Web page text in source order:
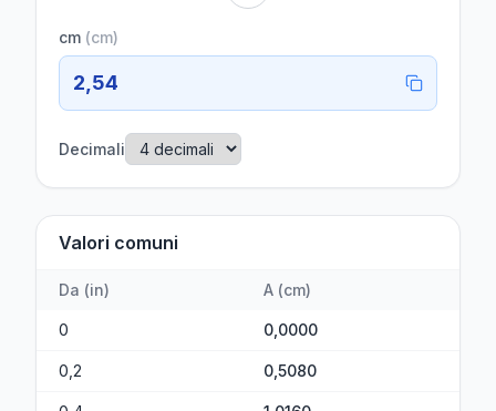
cm (cm)
2,54
Decimali
Valori comuni
Da (in) A (cm)
0 0,0000
0,2 0,5080